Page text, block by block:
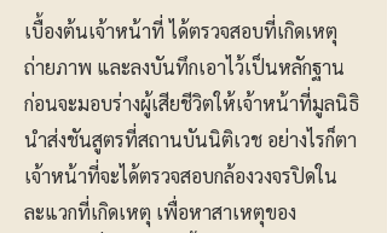
เบื้องต้นเจ้าหน้าที่ ได้ตรวจสอบที่เกิดเหตุ
ถ่ายภาพ และลงบันทึกเอาไว้เป็นหลักฐาน
ก่อนจะมอบร่างผู้เสียชีวิตให้เจ้าหน้าที่มูลนิธิ
นำส่งชันสูตรที่สถานบันนิติเวช อย่างไรก็ตา
เจ้าหน้าที่จะได้ตรวจสอบกล้องวงจรปิดใน
ละแวกที่เกิดเหตุ เพื่อหาสาเหตุของ